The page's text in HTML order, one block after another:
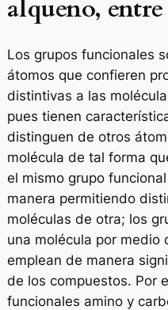
alqueno,
Los grupos funcionales
átomos que confieren
distintivas a las
pues tienen
distinguen de otros
molécula de tal forma
el mismo grupo
manera permitiendo
moléculas de otra; los
una molécula por medio
emplean de manera
de los compuestos. Por
funcionales amino y